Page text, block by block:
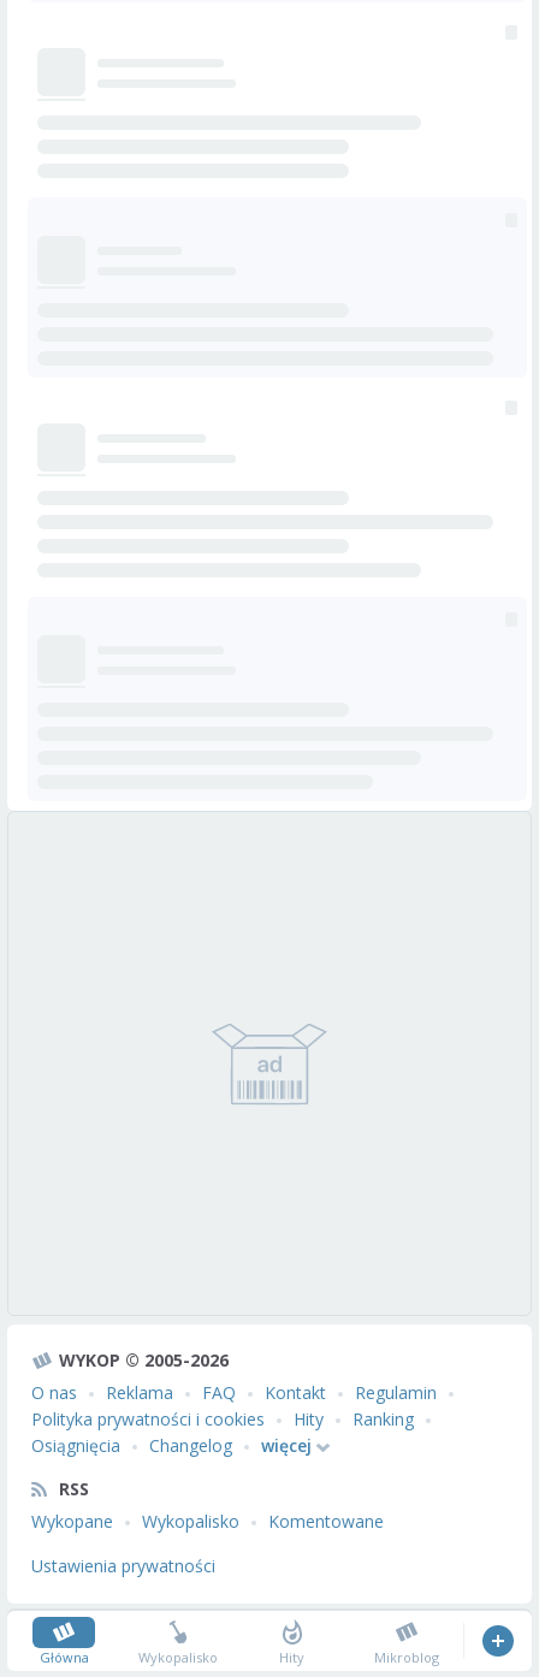
WYKOP © 2005-2026
O nas
Reklama FAQ Kontakt
Regulamin
Polityka prywatności i cookies
Hity
Ranking
Osiągnięcia
Changelog
więcej
RSS
Wykopane
Wykopalisko
Komentowane
Ustawienia prywatności
Główna Wykopalisko Hity Mikroblog